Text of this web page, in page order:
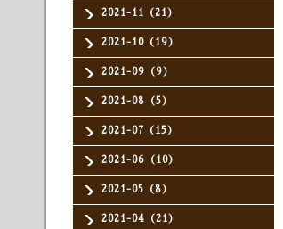
2021-11（21）
2021-10（19）
2021-09（9）
2021-08（5）
2021-07（15）
2021-06（10）
2021-05（8）
2021-04（21）